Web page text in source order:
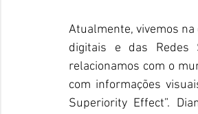
Atualmente, vivemos
digitais e das Redes
relacionamos com o
com informações
Superiority Effect”.